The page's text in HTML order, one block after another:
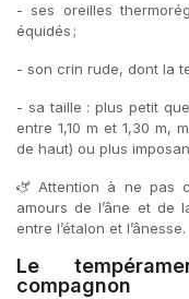
- ses oreilles
équidés ;
- son crin rude, dont la
- sa taille : plus petit
entre 1,10 m et 1,30 m,
de haut) ou plus
🫏 Attention à ne pas
amours de l’âne et de
entre l’étalon et l’ânesse.
Le
compagnon